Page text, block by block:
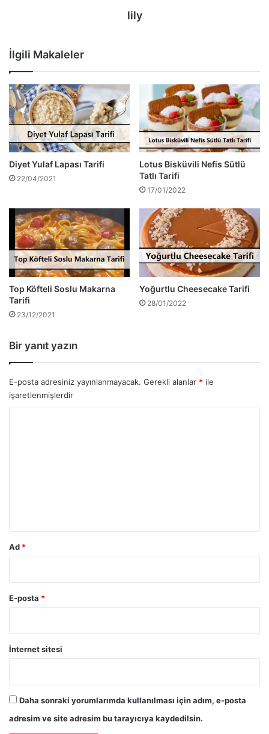
lily
İlgili Makaleler
Diyet Yulaf Lapası Tarifi
22/04/2021
Lotus Bisküvili Nefis Sütlü
Tatlı Tarifi
17/01/2022
Top Köfteli Soslu Makarna
Tarifi
23/12/2021
Yoğurtlu Cheesecake Tarifi
28/01/2022
Bir yanıt yazın
E-posta adresiniz yayınlanmayacak. Gerekli alanlar * ile
işaretlenmişlerdir
Ad *
E-posta *
İnternet sitesi
Daha sonraki yorumlarımda kullanılması için adım, e-posta
adresim ve site adresim bu tarayıcıya kaydedilsin.